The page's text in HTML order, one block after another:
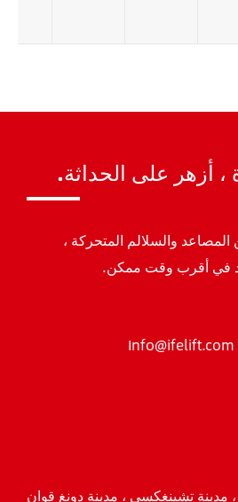
أزهر على الحداثة.
والسلالم المتحركة ،
في أقرب وقت ممكن.
مدينة تشينغكسي ، مدينة دونغ قوان